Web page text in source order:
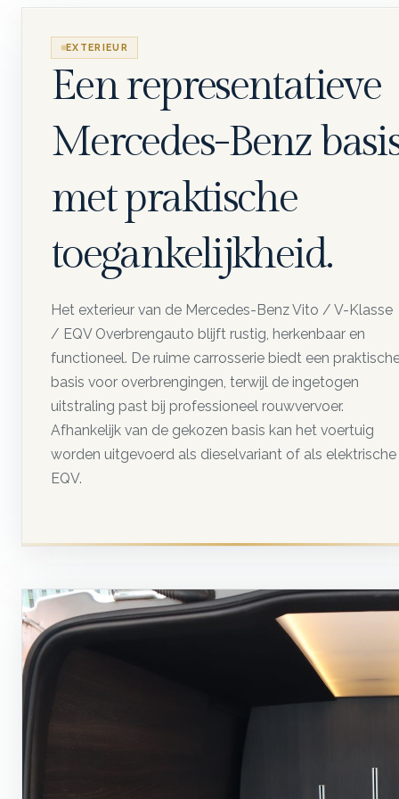
EXTERIEUR
Een representatieve
Mercedes-Benz
met praktische
toegankelijkheid.
Het exterieur van de Mercedes-Benz Vito / V-Klasse
/ EQV Overbrengauto blijft rustig, herkenbaar en
functioneel. De ruime carrosserie biedt een
basis voor overbrengingen, terwijl de ingetogen
uitstraling past bij professioneel rouwvervoer.
Afhankelijk van de gekozen basis kan het voertuig
worden uitgevoerd als dieselvariant of als elektrische
EQV.